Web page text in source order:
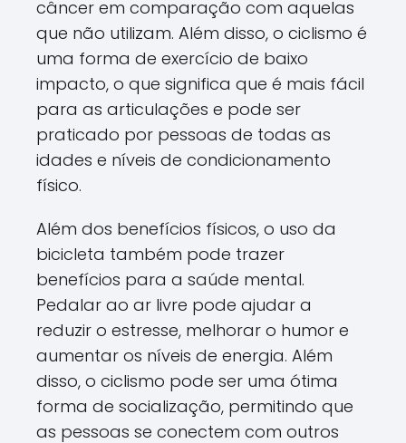
câncer em comparação com aquelas
que não utilizam. Além disso, o ciclismo é
uma forma de exercício de baixo
impacto, o que significa que é mais fácil
para as articulações e pode ser
praticado por pessoas de todas as
idades e níveis de condicionamento
físico.
Além dos benefícios físicos, o uso da
bicicleta também pode trazer
benefícios para a saúde mental.
Pedalar ao ar livre pode ajudar a
reduzir o estresse, melhorar o humor e
aumentar os níveis de energia. Além
disso, o ciclismo pode ser uma ótima
forma de socialização, permitindo que
as pessoas se conectem com outros